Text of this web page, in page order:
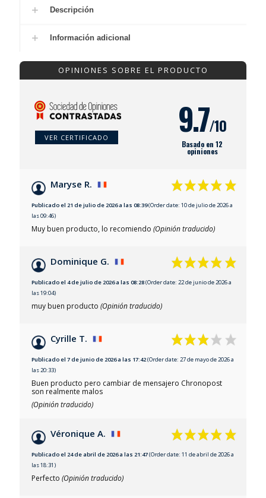
Descripción
Información adicional
OPINIONES SOBRE EL PRODUCTO
VER CERTIFICADO 9.7/10
Basado en 12
opiniones
Maryse R.
Publicado el 21 de julio de 2026 a las 08:39(Order date: 10 de julio de 2026 a
las 09:46)
Muy buen producto, lo recomiendo (Opinión traducido)
Dominique G.
Publicado el 4 de julio de 2026 a las 08:28(Order date: 22 de junio de 2026 a
las 19:04)
muy buen producto (Opinión traducido)
Cyrille T.
Publicado el 7 de junio de 2026 a las 17:42(Order date: 27 de mayo de 2026 a
las 20:33)
Buen producto pero cambiar de mensajero Chronopost
son realmente malos
(Opinión traducido)
Véronique A.
Publicado el 24 de abril de 2026 a las 21:47(Order date: 11 de abril de 2026 a
las 18:31)
Perfecto (Opinión traducido)